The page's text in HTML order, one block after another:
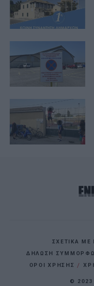
ΣΧΕΤΙΚΑ ΜΕ
ΔΗΛΩΣΗ
ΌΡΟΙ ΧΡΗΣΗΣ
© 2023